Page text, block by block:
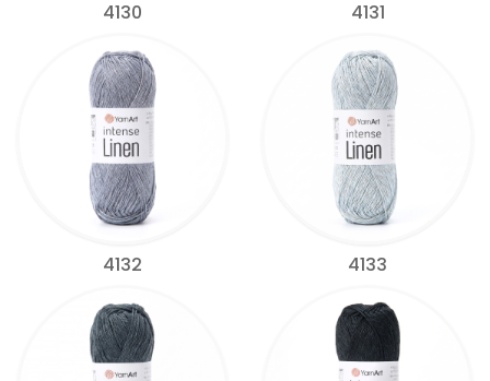
4130 4131
4132 4133